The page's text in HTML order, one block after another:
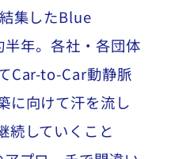
集したBlue
年。各社・各団体
Car-to-Car動静脈
に向けて汗を流し
続していくこと